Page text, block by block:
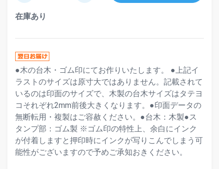
在庫あり
●木の台木・ゴム印にてお作りいたします。 ●上記イ
ラストのサイズは原寸大ではありません。記載されて
いるのは印面のサイズで、木製の台木サイズはタテヨ
コそれぞれ2mm前後大きくなります。●印面データの
無断転用・複製はご容赦ください。●台木：木製●ス
タンプ部：ゴム製 ※ゴム印の特性上、余白にインク
が付着しますと押印時にインクが写りこんでしまう可
能性がございますので予めご承知おきください。